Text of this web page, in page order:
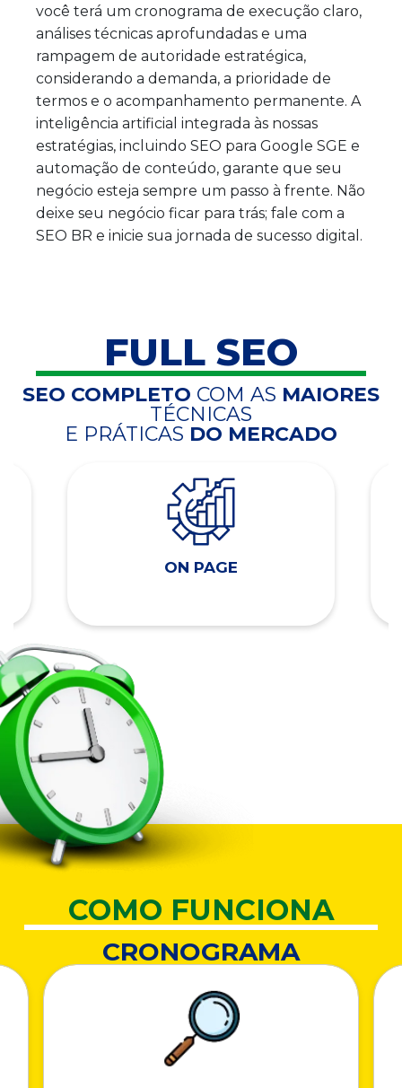
você terá um cronograma de execução claro,
análises técnicas aprofundadas e uma
rampagem de autoridade estratégica,
considerando a demanda, a prioridade de
termos e o acompanhamento permanente. A
inteligência artificial integrada às nossas
estratégias, incluindo SEO para Google SGE e
automação de conteúdo, garante que seu
negócio esteja sempre um passo à frente. Não
deixe seu negócio ficar para trás; fale com a
SEO BR e inicie sua jornada de sucesso digital.
FULL SEO
SEO COMPLETO COM AS MAIORES
TÉCNICAS
E PRÁTICAS DO MERCADO
ON PAGE
COMO FUNCIONA
CRONOGRAMA